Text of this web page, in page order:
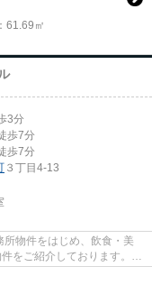
61.69㎡
3分
歩7分
歩7分
３丁目4-13
物件をはじめ、飲食・美
をご紹介しております。